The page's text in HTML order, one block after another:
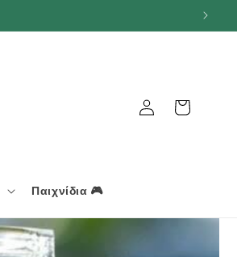
Παιχνίδια 🎮
Σύνδεση Καλάθι